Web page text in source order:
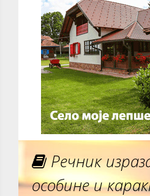
Речник
особине и